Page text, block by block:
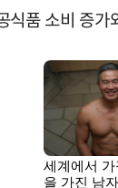
품 소비 증